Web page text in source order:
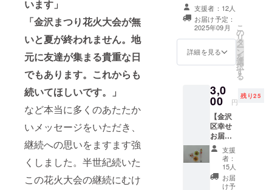
います」
「金沢まつり花火大会が無
いと夏が終われません。地
元に友達が集まる貴重な日
でもあります。これからも
続いてほしいです。」
など本当に多くのあたたか
いメッセージをいただき、
継続への思いをますます強
くしました。半世紀続いた
この花火大会の継続にむけ
協会の
HPをご
確認く
ださ
い。
https://
yokoka
naguide
.org/ ※
記載い
ただい
た個人
情報を
ガイド
協会に
提供す
る場合
があり
ます。
券使用
＋整理
番号」
を記載
す。 企
画ガイ
上の参
加を想
定して
いま
す。小
学生以
下のお
子様の
参加に
ついて
分）/本
堂 17：
25～
17：55
（30
分）
15 18時
の鐘撞
き（6名
希望者
多数の
場合は
抽
選）・
境内散
策 ◎受
考に３
色を作
成！
ケース
から取
り外し
つけら
れま
色：
レッ
ド、
ゴール
ド、ブ
ラック
ゴール
ド 素
員長からのお礼
メールをお届け
します。 このリ
ターンは1,000
円、3,000円のお
礼メールのリ
支援者：12人
お届け予定：
2025年09月
詳細を見る
こ
の
リ
タ
ー
ン
を
選
択
す
る
3,0
00 円
残り25
【金沢
区幸せ
お届け
大使ぼ
たん
ちゃん
セッ
ト】 金
支援
者：
15人
お届
け予